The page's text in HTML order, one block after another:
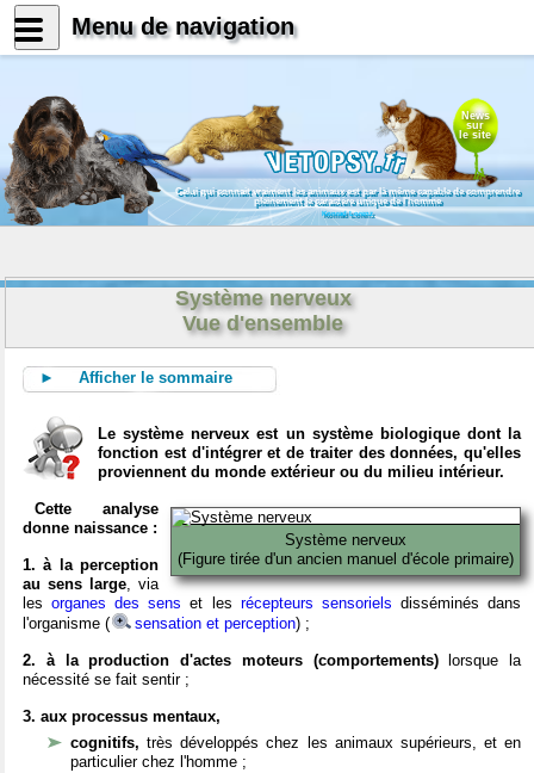
News
sur
le site
Celui qui connait vraiment les animaux est par là même capable de comprendre
pleinement le caractère unique de l'homme
Konrad Lorenz
Système nerveux
Vue d'ensemble
► Afficher le sommaire
Le système nerveux est un système biologique dont la
fonction est d'intégrer et de traiter des données, qu'elles
proviennent du monde extérieur ou du milieu intérieur.
Système nerveux
(Figure tirée d'un ancien manuel d'école primaire)
Cette analyse
donne naissance :
1. à la perception
au sens large, via
lesorganes des sens et les récepteurs sensoriels disséminés dans
l'organisme (
sensation et perception) ;
2. à la production d'actes moteurs (comportements)lorsque la
nécessité se fait sentir ;
3. aux processus mentaux,
cognitifs,très développés chez les animaux supérieurs, et en
particulier chez l'homme ;
Menu de navigation